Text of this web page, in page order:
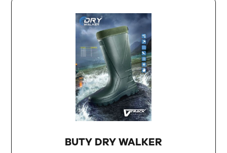
BUTY DRY WALKER